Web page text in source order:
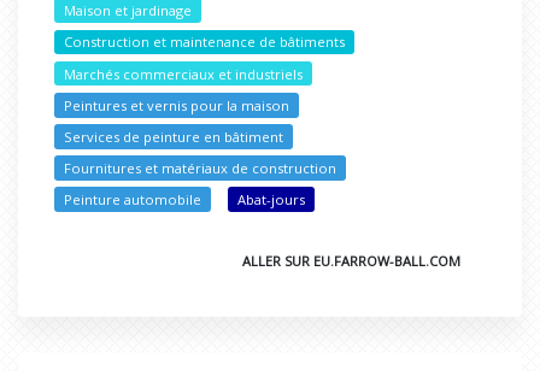
Maison et jardinage
Construction et maintenance de bâtiments
Marchés commerciaux et industriels
Peintures et vernis pour la maison
Services de peinture en bâtiment
Fournitures et matériaux de construction
Peinture automobile
Abat-jours
ALLER SUR EU.FARROW-BALL.COM